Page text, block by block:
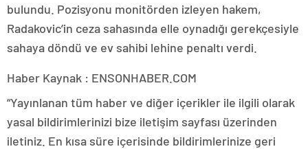
bulundu. Pozisyonu monitörden izleyen hakem,
Radakovic’in ceza sahasında elle oynadığı gerekçesiyle
sahaya döndü ve ev sahibi lehine penaltı verdi.
Haber Kaynak : ENSONHABER.COM
“Yayınlanan tüm haber ve diğer içerikler ile ilgili olarak
yasal bildirimlerinizi bize iletişim sayfası üzerinden
iletiniz. En kısa süre içerisinde bildirimlerinize geri